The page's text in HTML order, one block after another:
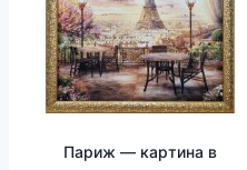
Париж — картина в